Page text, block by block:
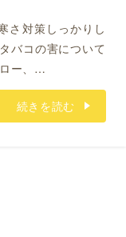
さ対策しっかりし
コの害について
ー、…
続きを読む